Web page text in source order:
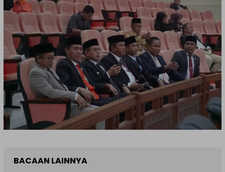
BACAAN LAINNYA